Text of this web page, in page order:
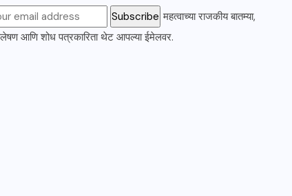
महत्वाच्या राजकीय बातम्या,
आणि शोध पत्रकारिता थेट आपल्या ईमेलवर.